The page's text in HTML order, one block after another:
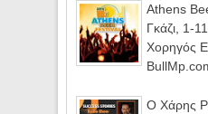
Athens
Γκάζι, 1-
Χορηγός
Ο Χάρης